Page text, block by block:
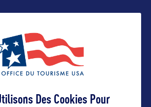
Contact presse
Des Cookies Pour